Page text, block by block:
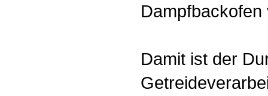
Damit ist der